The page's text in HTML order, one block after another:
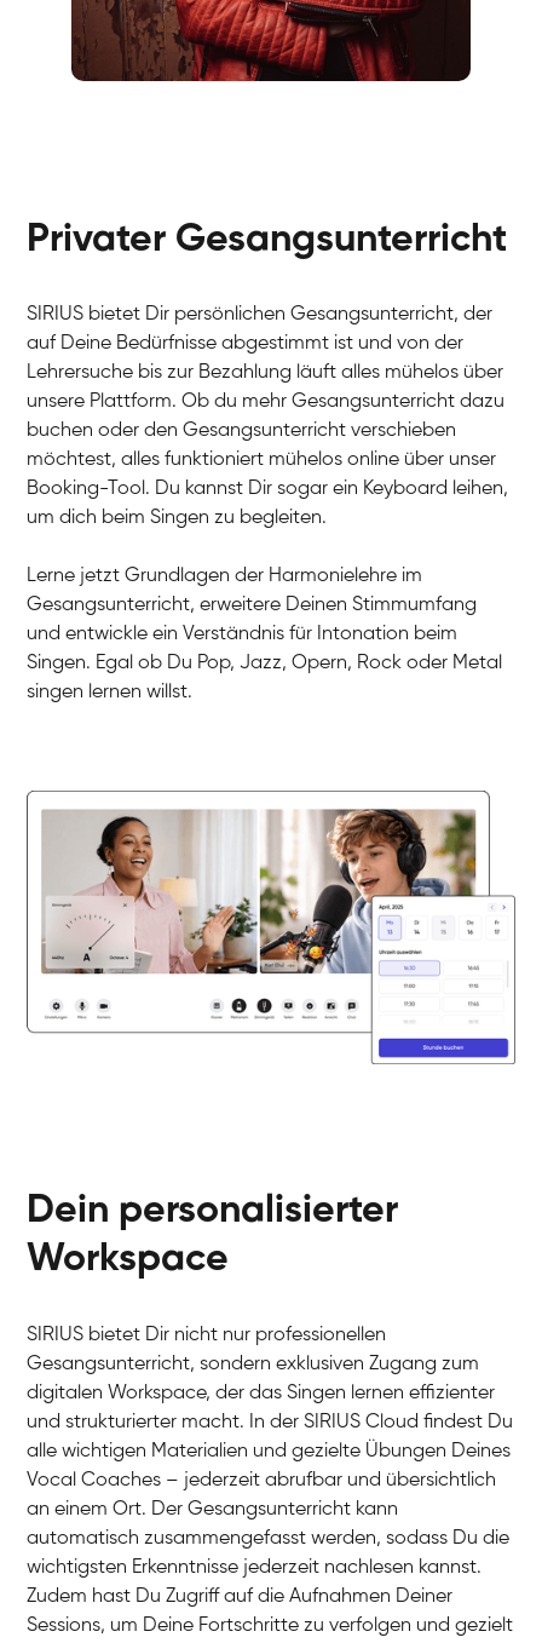
Gesang / Vocal
Anna
Gesang / Vocal
Gesang / Vocal
Gesang / Vocal
Gesang / Vocal
Gesang / Vocal
Gesang / Vocal
Gesang / Vocal
Gesang / Vocal
Gesang / Vocal
Gesang / Vocal
Gesang / Vocal
Privater Gesangsunterricht
SIRIUS bietet Dir persönlichen Gesangsunterricht, der
auf Deine Bedürfnisse abgestimmt ist und von der
Lehrersuche bis zur Bezahlung läuft alles mühelos über
unsere Plattform. Ob du mehr Gesangsunterricht dazu
buchen oder den Gesangsunterricht verschieben
möchtest, alles funktioniert mühelos online über unser
Booking-Tool. Du kannst Dir sogar ein Keyboard leihen,
um dich beim Singen zu begleiten.
Lerne jetzt Grundlagen der Harmonielehre im
Gesangsunterricht, erweitere Deinen Stimmumfang
und entwickle ein Verständnis für Intonation beim
Singen. Egal ob Du Pop, Jazz, Opern, Rock oder Metal
singen lernen willst.
Dein personalisierter
Workspace
SIRIUS bietet Dir nicht nur professionellen
Gesangsunterricht, sondern exklusiven Zugang zum
digitalen Workspace, der das Singen lernen effizienter
und strukturierter macht. In der SIRIUS Cloud findest Du
alle wichtigen Materialien und gezielte Übungen Deines
Vocal Coaches – jederzeit abrufbar und übersichtlich
an einem Ort. Der Gesangsunterricht kann
automatisch zusammengefasst werden, sodass Du die
wichtigsten Erkenntnisse jederzeit nachlesen kannst.
Zudem hast Du Zugriff auf die Aufnahmen Deiner
Sessions, um Deine Fortschritte zu verfolgen und gezielt